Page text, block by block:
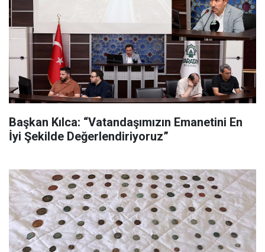
Başkan Kılca: “Vatandaşımızın Emanetini En
İyi Şekilde Değerlendiriyoruz”